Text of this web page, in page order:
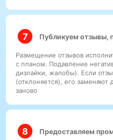
Публикуем отзывы,
Размещение отзывов
с планом. Подавление
дизлайки, жалобы). Если
(отклоняется), его
заново
Предоставляем